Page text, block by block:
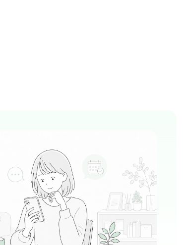
地域に根差したクリニックで、スタッフと患者さんの距離
が近く和やかな雰囲気が魅力です。
… 詳しく見る
この周辺の募集を確認 →
クリニック
新浜町脳神経外科・内科クリニック